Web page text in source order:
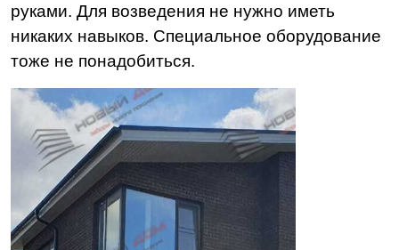
руками. Для возведения не нужно иметь
никаких навыков. Специальное оборудование
тоже не понадобиться.